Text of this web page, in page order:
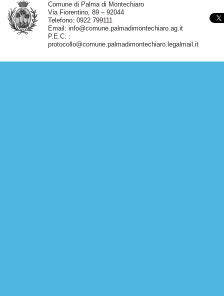
Comune di Palma di Montechiaro
Via Fiorentino, 89 – 92044
Telefono: 0922 799111
Email: info@comune.palmadimontechiaro.ag.it
P.E.C. :
protocollo@comune.palmadimontechiaro.legalmail.it